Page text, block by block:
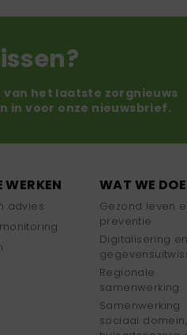
van het laatste zorgnieuws
in voor onze nieuwsbrief.
WERKEN
advies
WAT WE
Gezond leven
preventie
Digitalisering en
Regionale
samenwerking
Samenwerking
sociaal domein,